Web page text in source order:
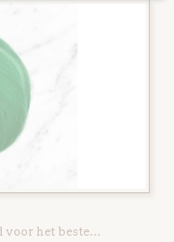
voor het beste…